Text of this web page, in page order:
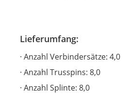
Lieferumfang:
Anzahl Verbindersätze: 4,0
Anzahl Trusspins: 8,0
Anzahl Splinte: 8,0